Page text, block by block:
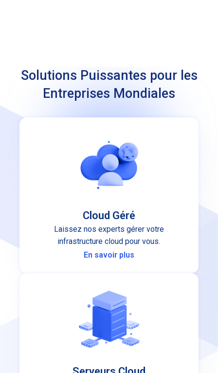
Solutions Puissantes pour les
Entreprises Mondiales
Cloud Géré
Laissez nos experts gérer votre
infrastructure cloud pour vous.
En savoir plus